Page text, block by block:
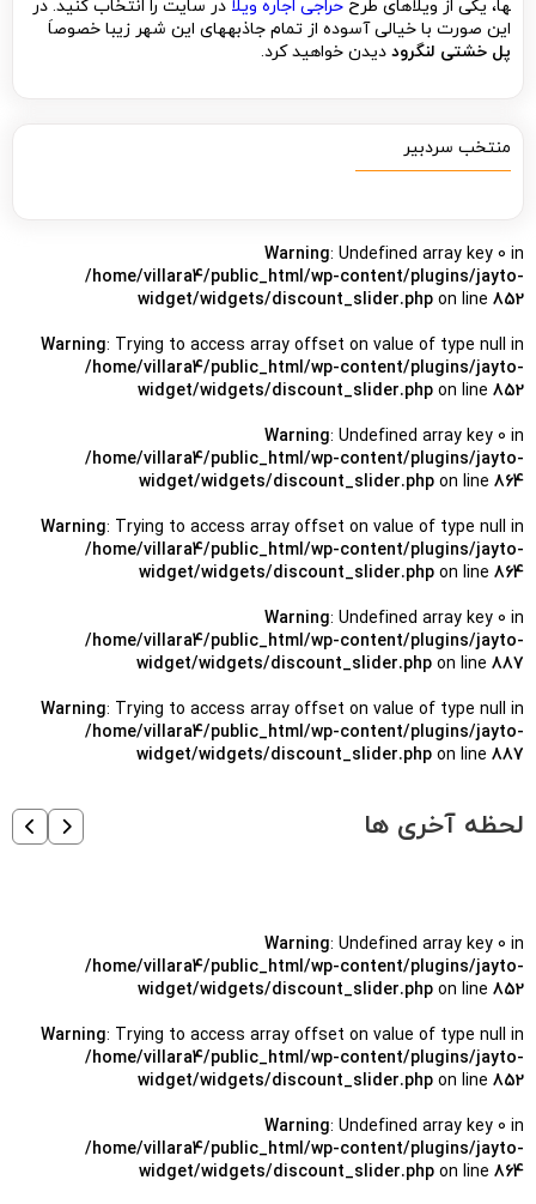
ها، یکی از ویلاهای طرح حراجی اجاره ویلا در سایت را انتخاب کنید. در
این صورت با خیالی آسوده از تمام جاذبه­های این شهر زیبا خصوصاَ
پل خشتی لنگرود دیدن خواهید کرد.
منتخب سردبیر
Warning: Undefined array key 0 in
/home/villara4/public_html/wp-content/plugins/jayto-
widget/widgets/discount_slider.php on line 852
Warning: Trying to access array offset on value of type null in
/home/villara4/public_html/wp-content/plugins/jayto-
widget/widgets/discount_slider.php on line 852
Warning: Undefined array key 0 in
/home/villara4/public_html/wp-content/plugins/jayto-
widget/widgets/discount_slider.php on line 864
Warning: Trying to access array offset on value of type null in
/home/villara4/public_html/wp-content/plugins/jayto-
widget/widgets/discount_slider.php on line 864
Warning: Undefined array key 0 in
/home/villara4/public_html/wp-content/plugins/jayto-
widget/widgets/discount_slider.php on line 887
Warning: Trying to access array offset on value of type null in
/home/villara4/public_html/wp-content/plugins/jayto-
widget/widgets/discount_slider.php on line 887
لحظه آخری ها
Warning: Undefined array key 0 in
/home/villara4/public_html/wp-content/plugins/jayto-
widget/widgets/discount_slider.php on line 852
Warning: Trying to access array offset on value of type null in
/home/villara4/public_html/wp-content/plugins/jayto-
widget/widgets/discount_slider.php on line 852
Warning: Undefined array key 0 in
/home/villara4/public_html/wp-content/plugins/jayto-
widget/widgets/discount_slider.php on line 864